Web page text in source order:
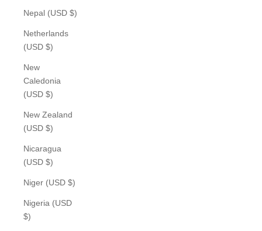
Nepal (USD $)
Netherlands
(USD $)
New
Caledonia
(USD $)
New Zealand
(USD $)
Nicaragua
(USD $)
Niger (USD $)
Nigeria (USD
$)